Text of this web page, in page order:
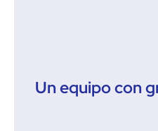
Un equipo con